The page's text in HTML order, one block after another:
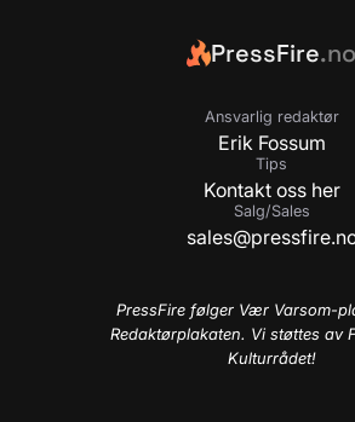
PressFire.no
Ansvarlig redaktør
Erik Fossum
Tips
Kontakt oss her
Salg/Sales
PressFire følger Vær Varsom-
Redaktørplakaten. Vi støttes av
Kulturrådet!